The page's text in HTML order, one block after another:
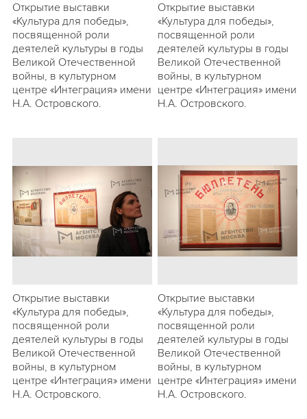
Открытие выставки
«Культура для победы»,
посвященной роли
деятелей культуры в годы
Великой Отечественной
войны, в культурном
центре «Интеграция» имени
Н.А. Островского.
Открытие выставки
«Культура для победы»,
посвященной роли
деятелей культуры в годы
Великой Отечественной
войны, в культурном
центре «Интеграция» имени
Н.А. Островского.
Открытие выставки
«Культура для победы»,
посвященной роли
деятелей культуры в годы
Великой Отечественной
войны, в культурном
центре «Интеграция» имени
Н.А. Островского.
Открытие выставки
«Культура для победы»,
посвященной роли
деятелей культуры в годы
Великой Отечественной
войны, в культурном
центре «Интеграция» имени
Н.А. Островского.